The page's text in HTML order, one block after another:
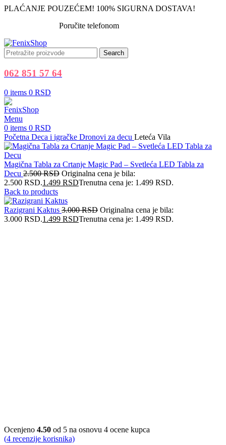
PLAĆANJE POUZEĆEM! 100% SIGURNA DOSTAVA!
Poručite telefonom
Search
062 851 57 64
0 items 0 RSD
Menu
0 items 0 RSD
Početna Deca i igračke Dronovi za decu Leteća Vila
Magična Tabla za Crtanje Magic Pad – Svetleća LED Tabla za
Decu 2.500RSD Originalna cena je bila:
2.500 RSD.1.499 RSDTrenutna cena je: 1.499 RSD.
Back to products
Razigrani Kaktus 3.000RSD Originalna cena je bila:
3.000 RSD.1.499 RSDTrenutna cena je: 1.499 RSD.
Ocenjeno 4.50 od 5 na osnovu 4 ocene kupca
(4 recenzije korisnika)